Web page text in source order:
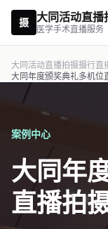
摄 大同活动直
医学手术直播服务
大同活动直播拍摄摄行直
大同年度颁奖典礼多机位
案例中心
大同年
直播拍